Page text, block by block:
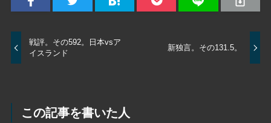
戦評。その592。日本vsア
イスランド
新独言。その131.5。
この記事を書いた人